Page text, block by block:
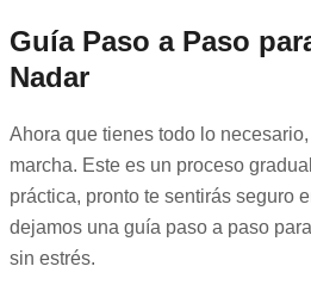
Guía Paso a Paso
Nadar
Ahora que tienes todo lo
marcha. Este es un proceso
práctica, pronto te sentirás seguro
dejamos una guía paso a paso
sin estrés.